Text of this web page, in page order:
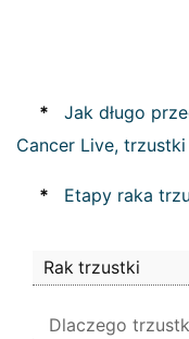
*
Jak długo
Cancer Live, trzustki
* Etapy raka
Rak trzustki
Dlaczego